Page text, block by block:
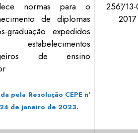
normas para o
de diplomas
graduação expedidos
de ensino
pela Resolução CEPE nº
de janeiro de 2023.
256ª/
2017